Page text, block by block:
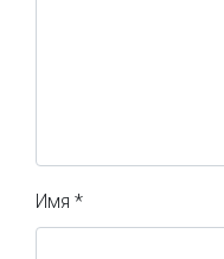
Имя *